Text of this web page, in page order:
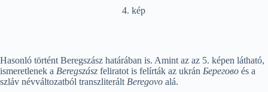
4. kép
Hasonló történt Beregszász határában is. Amint az az 5. képen látható,
ismeretlenek a Beregszász feliratot is felírták az ukrán Берегово és a
szláv névváltozatból transzliteráltBeregovo alá.